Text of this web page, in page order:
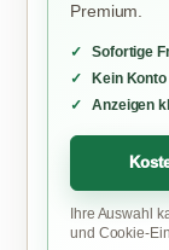
Premium.
Sofortige
Kein
Anzeigen
Ihre Auswahl
und Cookie-